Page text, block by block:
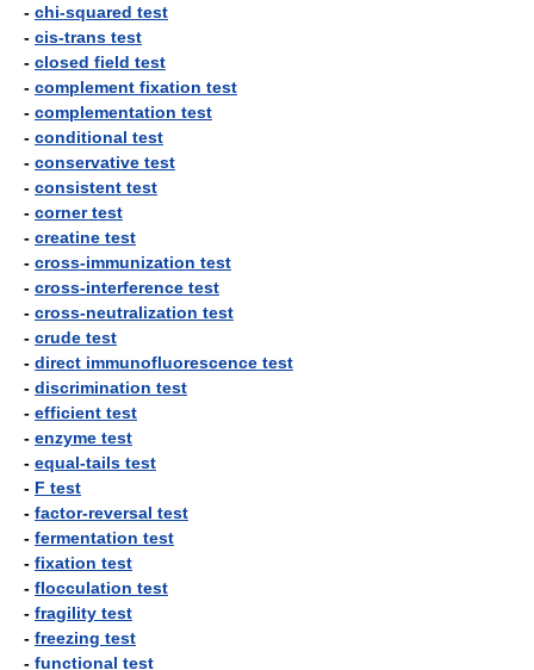
- chi-squared test
- cis-trans test
- closed field test
- complement fixation test
- complementation test
- conditional test
- conservative test
- consistent test
- corner test
- creatine test
- cross-immunization test
- cross-interference test
- cross-neutralization test
- crude test
- direct immunofluorescence test
- discrimination test
- efficient test
- enzyme test
- equal-tails test
- F test
- factor-reversal test
- fermentation test
- fixation test
- flocculation test
- fragility test
- freezing test
- functional test